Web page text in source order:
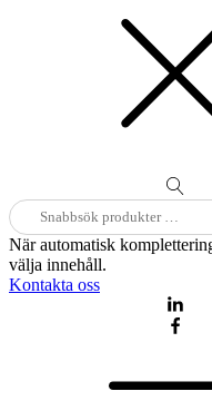
Sök
efter:
När automatisk
välja innehåll.
Kontakta oss